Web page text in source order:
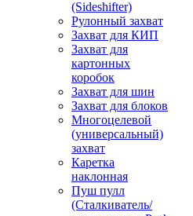
(Sideshifter)
Рулонный захват
Захват для КИП
Захват для
картонных
коробок
Захват для шин
Захват для блоков
Многоцелевой
(универсальный)
захват
Каретка
наклонная
Пуш пулл
(Сталкиватель/